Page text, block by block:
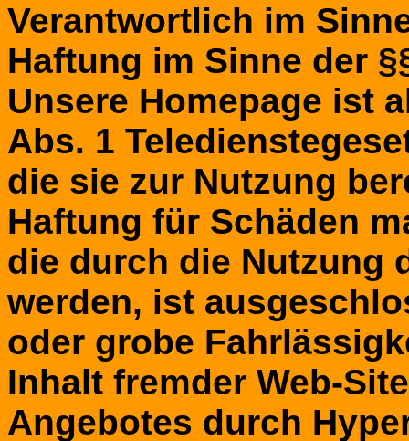
Verantwortlich im
Haftung im Sinne der
Unsere Homepage ist
Abs. 1
die sie zur Nutzung
Haftung für Schäden
die durch die Nutzung
werden, ist
oder grobe
Inhalt fremder Web-
Angebotes durch